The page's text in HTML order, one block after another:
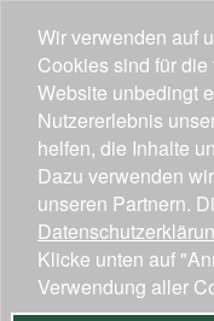
Wir verwenden auf
Cookies sind für
Website unbedingt
Nutzererlebnis
helfen, die Inhalte
Dazu verwenden
unseren Partnern.
Klicke unten auf
Verwendung aller